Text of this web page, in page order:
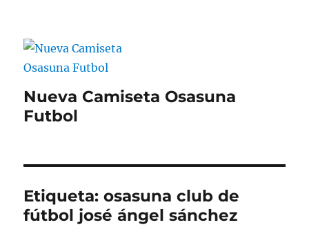
Nueva Camiseta Osasuna
Futbol
Etiqueta:osasuna club de
fútbol josé ángel sánchez